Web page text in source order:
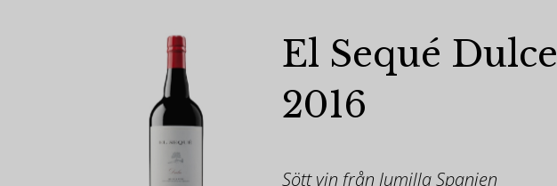
El Sequé Dulce
2016
Sött vin från Jumilla Spanien